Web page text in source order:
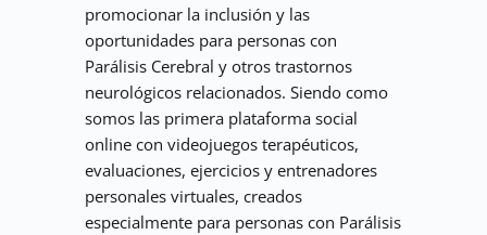
promocionar la inclusión y las
oportunidades para personas con
Parálisis Cerebral y otros trastornos
neurológicos relacionados. Siendo como
somos las primera plataforma social
online con videojuegos terapéuticos,
evaluaciones, ejercicios y entrenadores
personales virtuales, creados
especialmente para personas con Parálisis